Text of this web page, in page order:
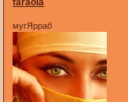
faraola
мугЯрраб